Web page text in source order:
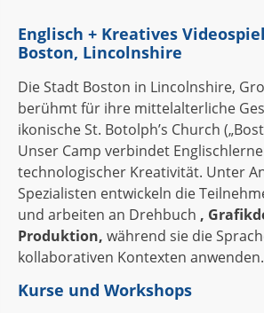
Englisch + Kreatives
Boston, Lincolnshire
Die Stadt Boston in Lincolnshire,
berühmt für ihre mittelalterliche
ikonische St. Botolph’s Church
Unser Camp verbindet
technologischer Kreativität. Unter
Spezialisten entwickeln die
und arbeiten an Drehbuch ,
Produktion, während sie die
kollaborativen Kontexten anwenden.
Kurse und Workshops